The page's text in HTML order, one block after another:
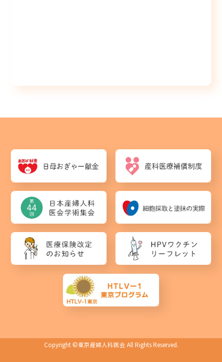
Copyright ©東京産婦人科医会 All Rights Reserved.